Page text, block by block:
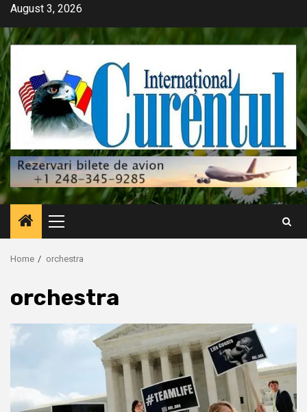
Skip
content
August 3, 2026
Primary
Menu
Home orchestra
orchestra